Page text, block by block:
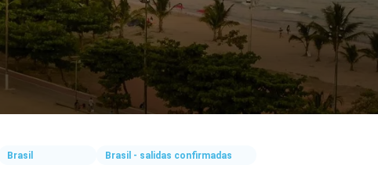
Brasil Brasil - salidas confirmadas